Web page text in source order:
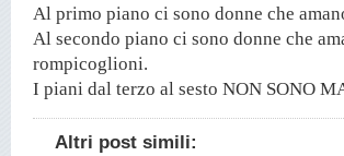
Al primo piano ci sono donne che
Al secondo piano ci sono donne che
rompicoglioni.
I piani dal terzo al sesto NON SONO
Altri post simili: